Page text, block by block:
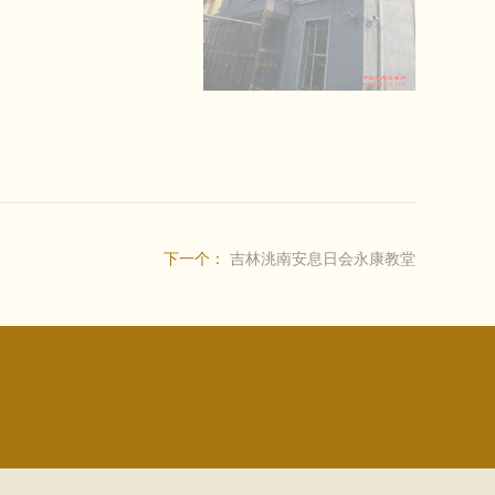
下一个： 吉林洮南安息日会永康教堂